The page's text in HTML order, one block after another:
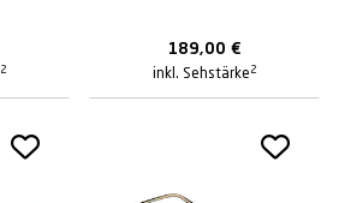
2
189,00 €
inkl. Sehstärke 2